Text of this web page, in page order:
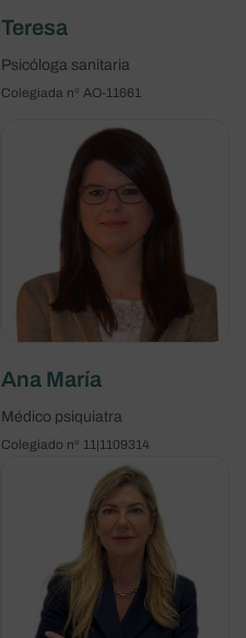
Teresa
Psicóloga sanitaria
Colegiada nº AO-11661
Ana María
Médico psiquiatra
Colegiado nº 11|1109314